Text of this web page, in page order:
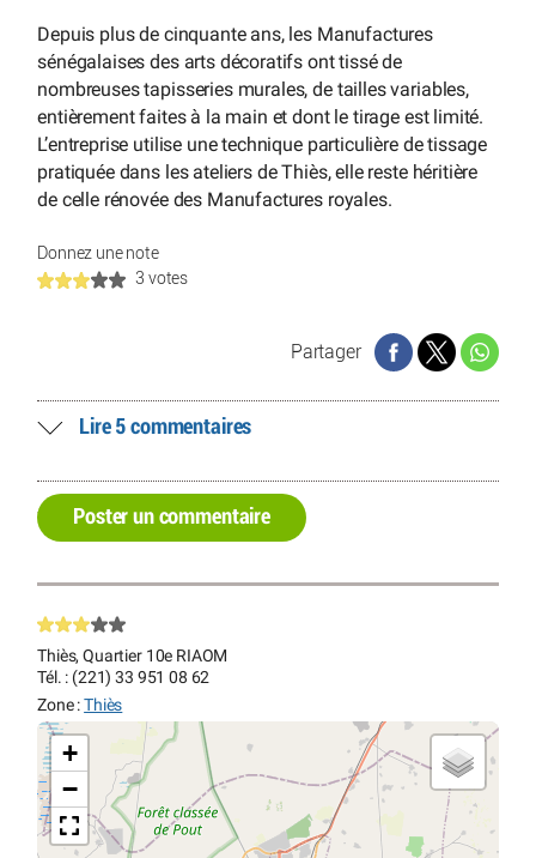
Depuis plus de cinquante ans, les Manufactures
sénégalaises des arts décoratifs ont tissé de
nombreuses tapisseries murales, de tailles variables,
entièrement faites à la main et dont le tirage est limité.
L’entreprise utilise une technique particulière de tissage
pratiquée dans les ateliers de Thiès, elle reste héritière
de celle rénovée des Manufactures royales.
Donnez une note
3 votes
Partager
Lire 5 commentaires
Poster un commentaire
Thiès, Quartier 10e RIAOM
Tél. : (221) 33 951 08 62
Zone :Thiès
+
−